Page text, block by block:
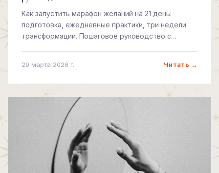
Как запустить марафон желаний на 21 день:
подготовка, ежедневные практики, три недели
трансформации. Пошаговое руководство с
29 марта 2026 г. Читать →